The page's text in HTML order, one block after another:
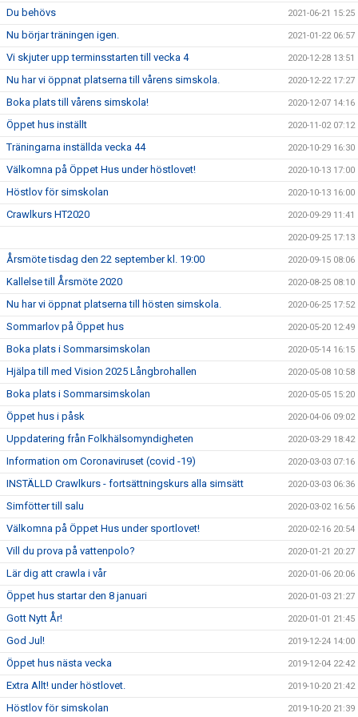
Du behövs 2021-06-21 15:25
Nu börjar träningen igen. 2021-01-22 06:57
Vi skjuter upp terminsstarten till vecka 4 2020-12-28 13:51
Nu har vi öppnat platserna till vårens simskola. 2020-12-22 17:27
Boka plats till vårens simskola! 2020-12-07 14:16
Öppet hus inställt 2020-11-02 07:12
Träningarna inställda vecka 44 2020-10-29 16:30
Välkomna på Öppet Hus under höstlovet! 2020-10-13 17:00
Höstlov för simskolan 2020-10-13 16:00
Crawlkurs HT2020 2020-09-29 11:41
2020-09-25 17:13
Årsmöte tisdag den 22 september kl. 19:00 2020-09-15 08:06
Kallelse till Årsmöte 2020 2020-08-25 08:10
Nu har vi öppnat platserna till hösten simskola. 2020-06-25 17:52
Sommarlov på Öppet hus 2020-05-20 12:49
Boka plats i Sommarsimskolan 2020-05-14 16:15
Hjälpa till med Vision 2025 Långbrohallen 2020-05-08 10:58
Boka plats i Sommarsimskolan 2020-05-05 15:20
Öppet hus i påsk 2020-04-06 09:02
Uppdatering från Folkhälsomyndigheten 2020-03-29 18:42
Information om Coronaviruset (covid -19) 2020-03-03 07:16
INSTÄLLD Crawlkurs - fortsättningskurs alla simsätt 2020-03-03 06:36
Simfötter till salu 2020-03-02 16:56
Välkomna på Öppet Hus under sportlovet! 2020-02-16 20:54
Vill du prova på vattenpolo? 2020-01-21 20:27
Lär dig att crawla i vår 2020-01-06 20:06
Öppet hus startar den 8 januari 2020-01-03 21:27
Gott Nytt År! 2020-01-01 21:45
God Jul! 2019-12-24 14:00
Öppet hus nästa vecka 2019-12-04 22:42
Extra Allt! under höstlovet. 2019-10-20 21:42
Höstlov för simskolan 2019-10-20 21:39